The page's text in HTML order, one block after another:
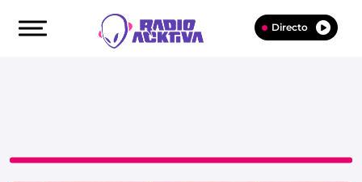
Directo